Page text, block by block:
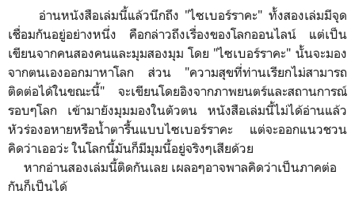
อ่านหนังสือเล่มนี้แล้วนึกถึง "ไซเบอร์ราคะ" ทั้งสองเล่มมีจุด
เชื่อมกันอยู่อย่างหนึ่ง คือกล่าวถึงเรื่องของโลกออนไลน์ แต่เป็น
เขียนจากคนสองคนและมุมสองมุม โดย "ไซเบอร์ราคะ" นั้นจะมอง
จากตนเองออกมาหาโลก ส่วน "ความสุขที่ท่านเรียกไม่สามารถ
ติดต่อได้ในขณะนี้" จะเขียนโดยอิงจากภาพยนตร์และสถานการณ์
รอบๆโลก เข้ามายังมุมมองในตัวตน หนังสือเล่มนี้ไม่ได้อ่านแล้ว
หัวร่องอหายหรือน้ำตารื้นแบบไซเบอร์ราคะ แต่จะออกแนวชวน
คิดว่าเออว่ะ ในโลกนี้มันก็มีมุมนี้อยู่จริงๆเสียด้วย
หากอ่านสองเล่มนี้ติดกันเลย เผลอๆอาจพาลคิดว่าเป็นภาคต่อ
กันก็เป็นได้